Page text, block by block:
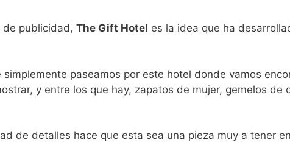
de publicidad, The Gift Hotel es la idea que ha
paseamos por este hotel donde vamos
y entre los que hay, zapatos de mujer, gemelos de
de detalles hace que esta sea una pieza muy a tener